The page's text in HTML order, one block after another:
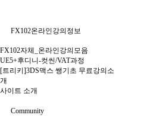
FX102온라인강의정보
FX102자체_온라인강의모음
UE5+후디니-컷씬/VAT과정
[트리키]3DS맥스 쌩기초 무료강의소
개
사이트 소개
Community